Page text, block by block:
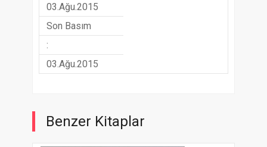
03.Ağu.2015
Son Basım
:
03.Ağu.2015
Benzer Kitaplar